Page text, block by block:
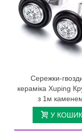
Сережки-
кераміка Xuping
з 1м
У КОШИК